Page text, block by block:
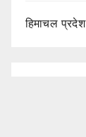
हिमाचल प्रदेश